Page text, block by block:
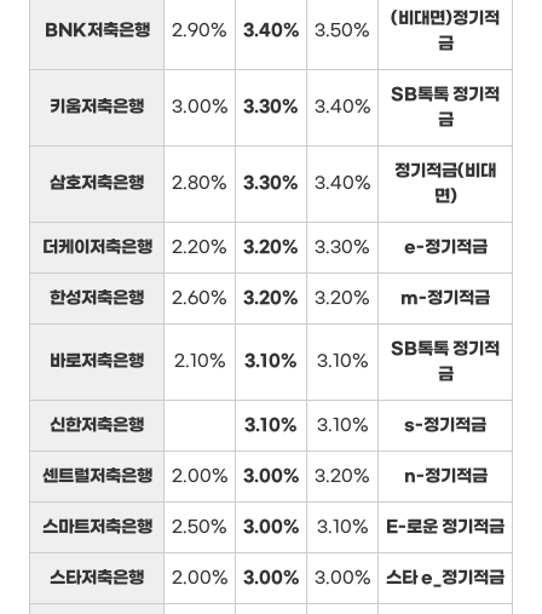
BNK저축은행 2.90% 3.40% 3.50%
(비대면)정기적
금
키움저축은행 3.00% 3.30% 3.40%
SB톡톡 정기적
금
삼호저축은행 2.80% 3.30% 3.40%
정기적금(비대
면)
더케이저축은행 2.20% 3.20% 3.30% e-정기적금
한성저축은행 2.60% 3.20% 3.20% m-정기적금
바로저축은행 2.10% 3.10% 3.10%
SB톡톡 정기적
금
신한저축은행 3.10% 3.10% s-정기적금
센트럴저축은행 2.00% 3.00% 3.20% n-정기적금
스마트저축은행 2.50% 3.00% 3.10% E-로운 정기적금
스타저축은행 2.00% 3.00% 3.00% 스타 e_정기적금